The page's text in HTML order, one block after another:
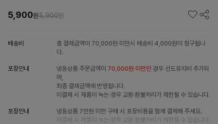
5,900원5,900원
배송비
총 결제금액이 70,000원 미만시 배송비 4,000원이 청구됩니
다.
포장안내 냉동상품 주문금액이 70,000원 미만인 경우 선도유지비 추가되
며,
최종 결제금액에 반영됩니다.
미결제 시 제품이 녹는 경우 교환·환불처리가 제한될 수 있습니다.
포장안내
냉동상품 7만원 미만 구매 시 포장비용을 함께 결제해 주세요.
미결제 시 제품이 녹는 경우 교환·환불처리가 제한될 수 있습니다.